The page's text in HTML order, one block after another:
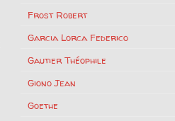
Frost Robert
Garcia Lorca Federico
Gautier Théophile
Giono Jean
Goethe